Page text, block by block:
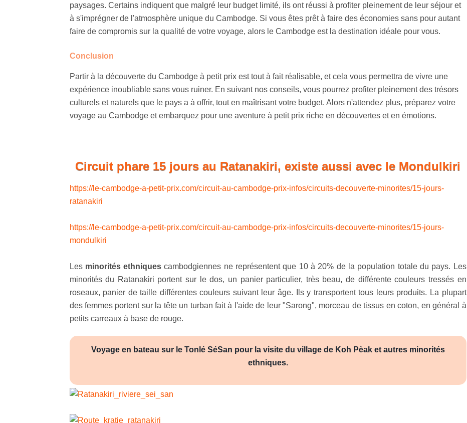
paysages. Certains indiquent que malgré leur budget limité, ils ont réussi à profiter pleinement de leur séjour et
à s'imprégner de l'atmosphère unique du Cambodge. Si vous êtes prêt à faire des économies sans pour autant
faire de compromis sur la qualité de votre voyage, alors le Cambodge est la destination idéale pour vous.
Conclusion
Partir à la découverte du Cambodge à petit prix est tout à fait réalisable, et cela vous permettra de vivre une
expérience inoubliable sans vous ruiner. En suivant nos conseils, vous pourrez profiter pleinement des trésors
culturels et naturels que le pays a à offrir, tout en maîtrisant votre budget. Alors n'attendez plus, préparez votre
voyage au Cambodge et embarquez pour une aventure à petit prix riche en découvertes et en émotions.
Circuit phare 15 jours au Ratanakiri, existe aussi avec le Mondulkiri
https://le-cambodge-a-petit-prix.com/circuit-au-cambodge-prix-infos/circuits-decouverte-minorites/15-jours-
ratanakiri
https://le-cambodge-a-petit-prix.com/circuit-au-cambodge-prix-infos/circuits-decouverte-minorites/15-jours-
mondulkiri
Les minorités ethniques cambodgiennes ne représentent que 10 à 20% de la population totale du pays. Les
minorités du Ratanakiri portent sur le dos, un panier particulier, très beau, de différente couleurs tressés en
roseaux, panier de taille différentes couleurs suivant leur âge. Ils y transportent tous leurs produits. La plupart
des femmes portent sur la tête un turban fait à l'aide de leur "Sarong", morceau de tissus en coton, en général à
petits carreaux à base de rouge.
Voyage en bateau sur le Tonlé SéSan pour la visite du village de Koh Pèak et autres minorités
ethniques.